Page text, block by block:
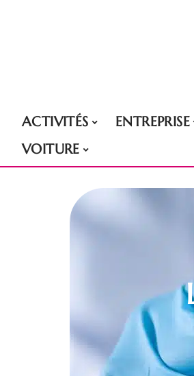
ACTIVITÉS ENTREPRISE
VOITURE